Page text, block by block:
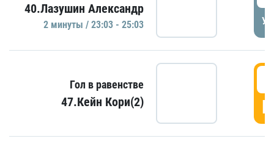
40.Лазушин Александр
2 минуты / 23:03 - 25:03
Гол в равенстве
47.Кейн Кори(2)